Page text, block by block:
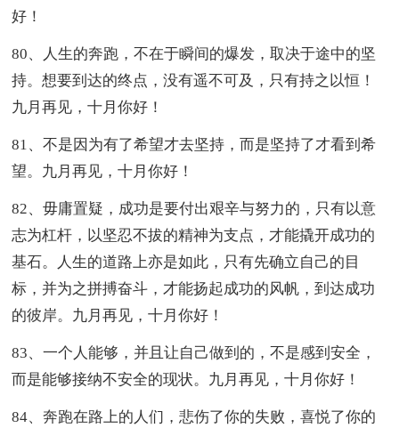
好！
80、人生的奔跑，不在于瞬间的爆发，取决于途中的坚
持。想要到达的终点，没有遥不可及，只有持之以恒！
九月再见，十月你好！
81、不是因为有了希望才去坚持，而是坚持了才看到希
望。九月再见，十月你好！
82、毋庸置疑，成功是要付出艰辛与努力的，只有以意
志为杠杆，以坚忍不拔的精神为支点，才能撬开成功的
基石。人生的道路上亦是如此，只有先确立自己的目
标，并为之拼搏奋斗，才能扬起成功的风帆，到达成功
的彼岸。九月再见，十月你好！
83、一个人能够，并且让自己做到的，不是感到安全，
而是能够接纳不安全的现状。九月再见，十月你好！
84、奔跑在路上的人们，悲伤了你的失败，喜悦了你的